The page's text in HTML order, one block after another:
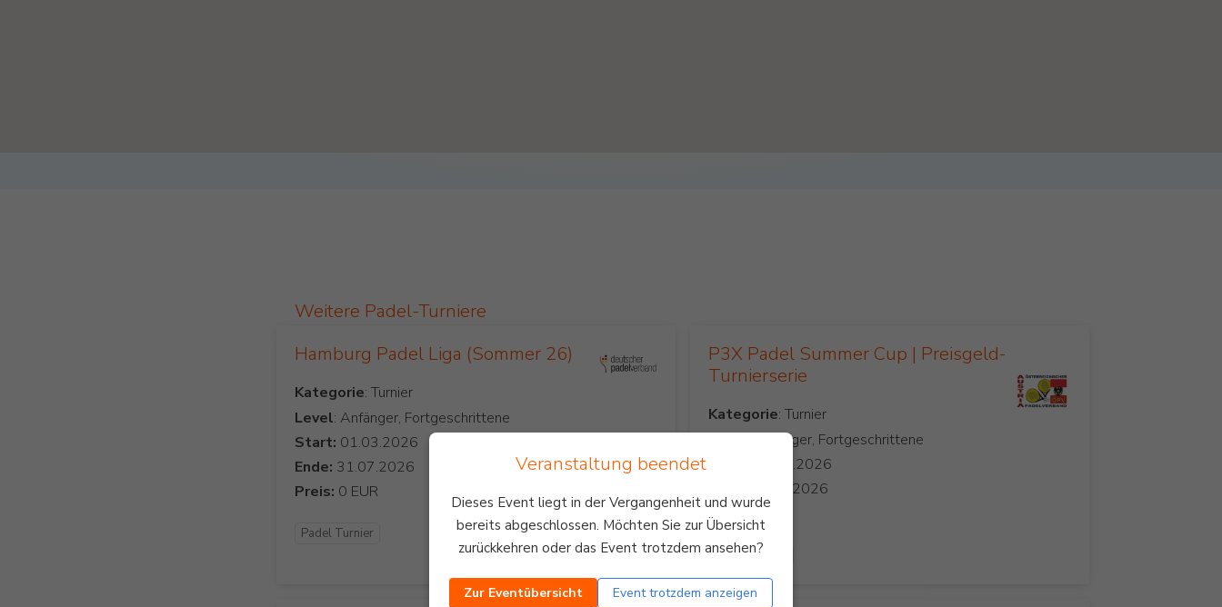
Veranstaltung beendet
Dieses Event liegt in der Vergangenheit und wurde
bereits abgeschlossen. Möchten Sie zur Übersicht
zurückkehren oder das Event trotzdem ansehen?
Zur Eventübersicht Event trotzdem anzeigen
Weitere Padel-Turniere
Hamburg Padel Liga (Sommer 26)
Kategorie
Level: Anfänger, Fortgeschrittene
Start:
Ende:
Preis:
Padel Turnier
P3X Padel Summer Cup | Preisgeld-
Turnierserie
Kategorie
: Anfänger, Fortgeschrittene
Preis:
Padel Turnier